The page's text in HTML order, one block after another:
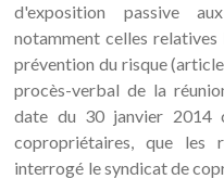
d'exposition passive
notamment celles
prévention du risque
procès-verbal de la
date du 30 janvier 2014
copropriétaires, que les
interrogé le syndicat de